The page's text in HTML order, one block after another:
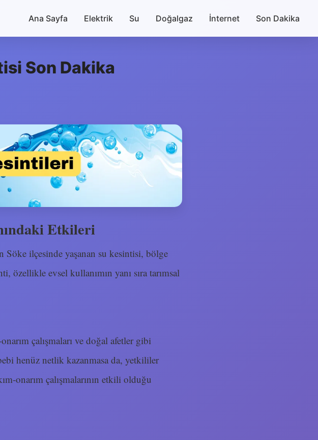
Ana Sayfa Elektrik Su Doğalgaz İnternet Son Dakika
Son Dakika
Etkileri
Söke ilçesinde yaşanan su kesintisi, bölge
özellikle evsel kullanımın yanı sıra tarımsal
çalışmaları ve doğal afetler gibi
henüz netlik kazanmasa da, yetkililer
onarım çalışmalarının etkili olduğu